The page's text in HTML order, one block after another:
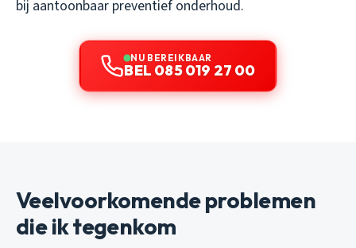
bij aantoonbaar preventief onderhoud.
NU BEREIKBAAR
BEL 085 019 27 00
Veelvoorkomende problemen
die ik tegenkom